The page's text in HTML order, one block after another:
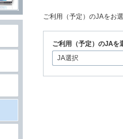
ご利用（予定）のJAをお
ご利用（予定）のJAを
JA選択